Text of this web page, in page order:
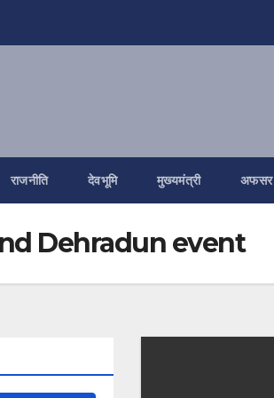
राजनीति देवभूमि मुख्यमंत्री अफसर
Dehradun event